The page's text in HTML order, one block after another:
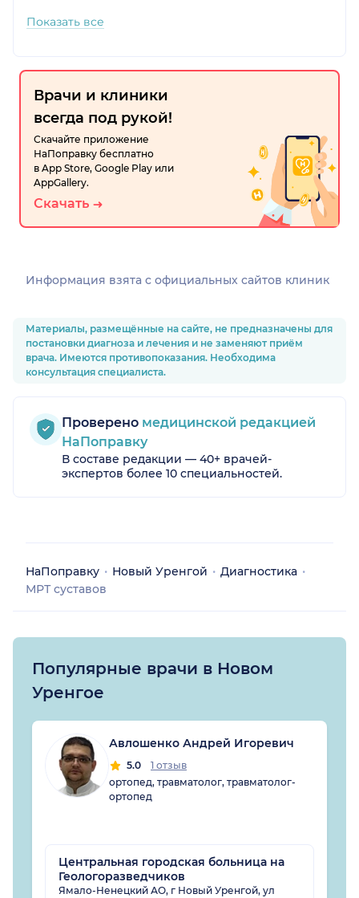
Показать все
Врачи и клиники
всегда под рукой!
Скачайте приложение
НаПоправку бесплатно
в App Store, Google Play или
AppGallery.
Скачать
Информация взята c официальных сайтов клиник
Материалы, размещённые на сайте, не предназначены для
постановки диагноза и лечения и не заменяют приём
врача. Имеются противопоказания. Необходима
консультация специалиста.
Проверено медицинской редакцией
НаПоправку
В составе редакции — 40+ врачей-
экспертов более 10 специальностей.
НаПоправку Новый Уренгой
Диагностика
МРТ суставов
Популярные врачи в Новом
Уренгое
Авлошенко Андрей Игоревич
5.0
1 отзыв
ортопед, травматолог, травматолог-
ортопед
Центральная городская больница на
Геологоразведчиков
Ямало-Ненецкий АО, г Новый Уренгой, ул